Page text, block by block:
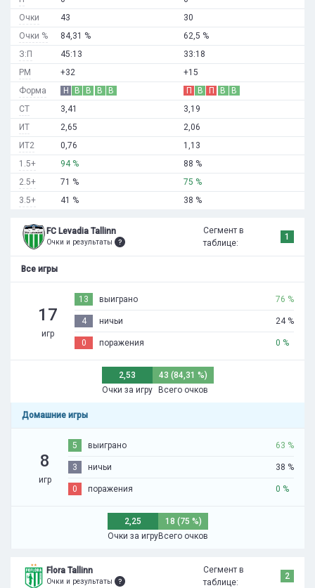
Очки
Очки %
З:П
РМ
Форма
СТ
ИТ
ИТ2
1.5+
2.5+
3.5+
43
84,31 %
45:13
+32
Н
В В В
В
3,41
2,65
0,76
94 %
71 %
41 %
30
62,5 %
33:18
+15
П
В П В
В
3,19
2,06
1,13
88 %
75 %
38 %
FC Levadia Tallinn
Очки и результаты
Сегмент в
таблице:
1
Все игры
17
игр
13 выиграно 76 %
4 ничьи 24 %
0 поражения 0 %
2,53
Очки за игру
43 (84,31 %)
Всего очков
Домашние игры
8
игр
5 выиграно 63 %
3 ничьи 38 %
0 поражения 0 %
2,25
Очки за игру
18 (75 %)
Всего очков
Flora Tallinn
Очки и результаты
Сегмент в
таблице:
2